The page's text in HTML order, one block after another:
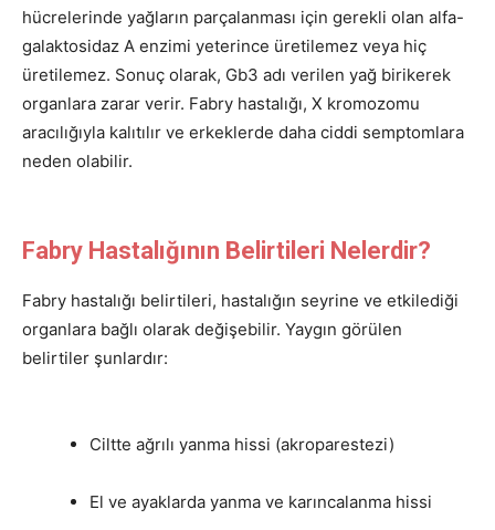
hücrelerinde yağların parçalanması için gerekli olan alfa-
galaktosidaz A enzimi yeterince üretilemez veya hiç
üretilemez. Sonuç olarak, Gb3 adı verilen yağ birikerek
organlara zarar verir. Fabry hastalığı, X kromozomu
aracılığıyla kalıtılır ve erkeklerde daha ciddi semptomlara
neden olabilir.
Fabry Hastalığının Belirtileri Nelerdir?
Fabry hastalığı belirtileri, hastalığın seyrine ve etkilediği
organlara bağlı olarak değişebilir. Yaygın görülen
belirtiler şunlardır:
Ciltte ağrılı yanma hissi (akroparestezi)
El ve ayaklarda yanma ve karıncalanma hissi